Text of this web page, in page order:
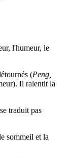
l'humeur, le
(Peng,
Il ralentit la
traduit pas
sommeil et la